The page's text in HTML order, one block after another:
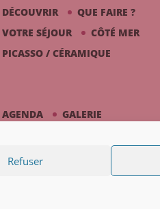
Refuser
DÉCOUVRIR
QUE FAIRE ?
VOTRE SÉJOUR
CÔTÉ MER
PICASSO / CÉRAMIQUE
AGENDA GALERIE